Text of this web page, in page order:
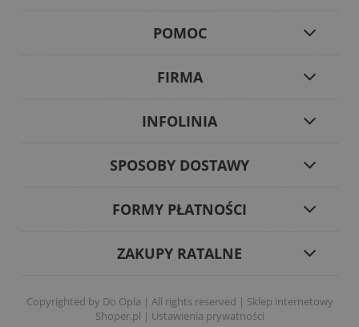
POMOC
FIRMA
INFOLINIA
SPOSOBY DOSTAWY
FORMY PŁATNOŚCI
ZAKUPY RATALNE
Copyrighted by Do Opla | All rights reserved | Sklep internetowy
Shoper.pl | Ustawienia prywatności